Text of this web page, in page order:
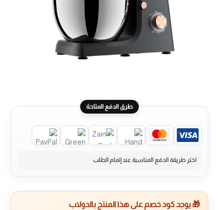
طرق الدفع المتاحة
🎁 يوجد كود خصم على هذا المنتج بالدولاب